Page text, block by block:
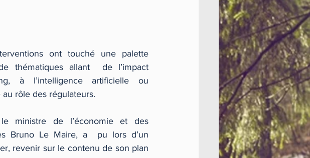
ont touché une palette
thématiques allant  de l’impact
à l’intelligence artificielle ou
au rôle des régulateurs.
le ministre de l’économie et des
Bruno Le Maire, a  pu lors d’un
revenir sur le contenu de son plan